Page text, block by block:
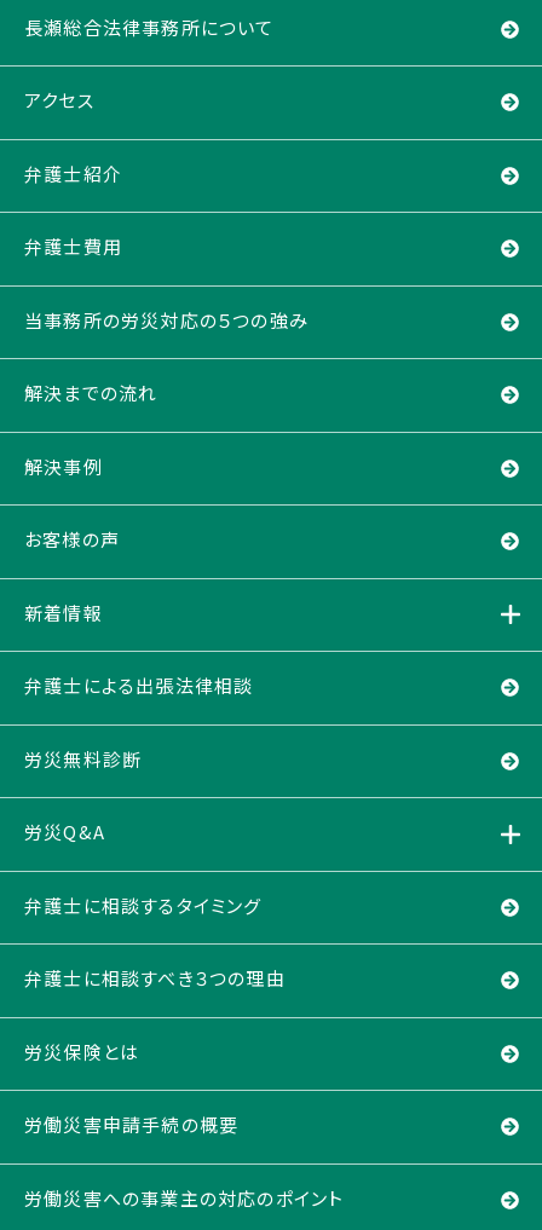
長瀬総合法律事務所について
アクセス
弁護士紹介
弁護士費用
当事務所の労災対応の５つの強み
解決までの流れ
解決事例
お客様の声
新着情報
弁護士による出張法律相談
労災無料診断
労災Q&A
弁護士に相談するタイミング
弁護士に相談すべき３つの理由
労災保険とは
労働災害申請手続の概要
労働災害への事業主の対応のポイント